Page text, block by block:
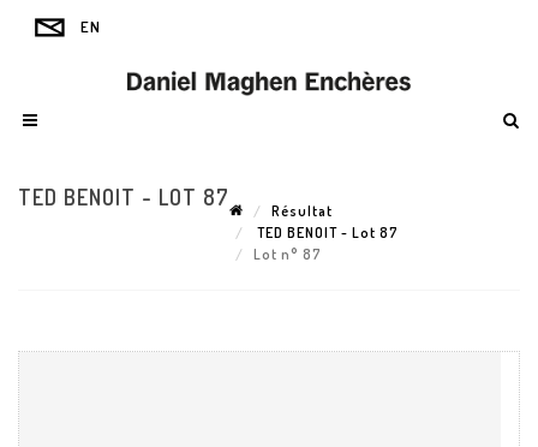
TED BENOIT - LOT 87
Résultat
TED BENOIT - Lot 87
Lot n° 87